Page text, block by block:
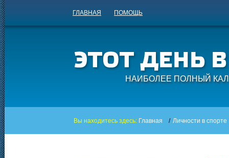
ГЛАВНАЯ ПОМОЩЬ
НАИБОЛЕЕ ПОЛНЫЙ
Вы находитесь здесь: Главная / Личности в спорте